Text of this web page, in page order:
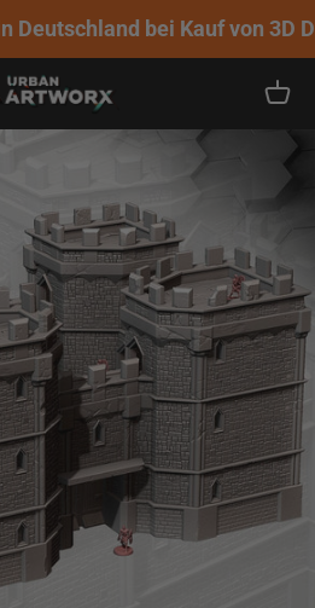
Deutschland bei Kauf von 3D
ArtworX